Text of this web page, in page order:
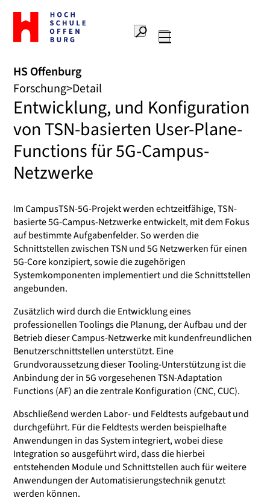
Zur
Startseite
Hochschule
Suche
HS Offenburg
Forschung Detail
Entwicklung, und Konfiguration
von TSN-basierten User-Plane-
Functions für 5G-Campus-
Netzwerke
Im CampusTSN-5G-Projekt werden echtzeitfähige, TSN-
basierte 5G-Campus-Netzwerke entwickelt, mit dem Fokus
auf bestimmte Aufgabenfelder. So werden die
Schnittstellen zwischen TSN und 5G Netzwerken für einen
5G-Core konzipiert, sowie die zugehörigen
Systemkomponenten implementiert und die Schnittstellen
angebunden.
Zusätzlich wird durch die Entwicklung eines
professionellen Toolings die Planung, der Aufbau und der
Betrieb dieser Campus-Netzwerke mit kundenfreundlichen
Benutzerschnittstellen unterstützt. Eine
Grundvoraussetzung dieser Tooling-Unterstützung ist die
Anbindung der in 5G vorgesehenen TSN-Adaptation
Functions (AF) an die zentrale Konfiguration (CNC, CUC).
Abschließend werden Labor- und Feldtests aufgebaut und
durchgeführt. Für die Feldtests werden beispielhafte
Anwendungen in das System integriert, wobei diese
Integration so ausgeführt wird, dass die hierbei
entstehenden Module und Schnittstellen auch für weitere
Anwendungen der Automatisierungstechnik genutzt
werden können.